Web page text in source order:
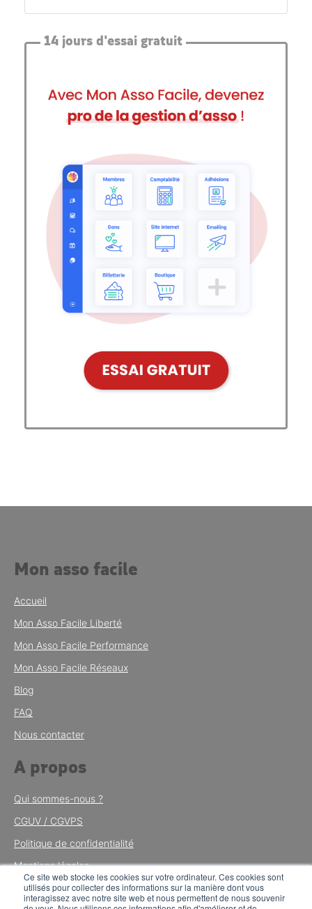
Ce site web stocke les cookies sur votre ordinateur. Ces cookies sont
utilisés pour collecter des informations sur la manière dont vous
interagissez avec notre site web et nous permettent de nous souvenir
14 jours d'essai gratuit
Mon asso facile
Accueil
Mon Asso Facile Liberté
Mon Asso Facile Performance
Mon Asso Facile Réseaux
Blog
FAQ
Nous contacter
A propos
Qui sommes-nous ?
CGUV / CGVPS
Politique de confidentialité
Mentions légales
Tous droits réservés © 2024 Mon